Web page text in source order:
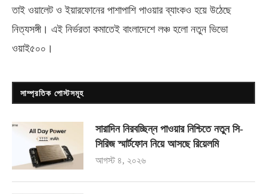
তাই ওয়ালেট ও ইয়ারফোনের পাশাপাশি পাওয়ার ব্যাংকও হয়ে উঠেছে
নিত্যসঙ্গী। এই নির্ভরতা কমাতেই বাংলাদেশে লঞ্চ হলো নতুন ভিভো
ওয়াই৫০০ ।
সাম্প্রতিক পোস্টসমূহ
সারাদিন নিরবচ্ছিন্ন পাওয়ার নিশ্চিতে নতুন সি-
সিরিজ স্মার্টফোন নিয়ে আসছে রিয়েলমি
আগস্ট ৪, ২০২৬